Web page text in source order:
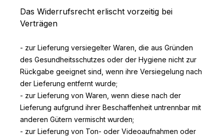
Das Widerrufsrecht erlischt vorzeitig bei
Verträgen
- zur Lieferung versiegelter Waren, die aus Gründen
des Gesundheitsschutzes oder der Hygiene nicht zur
Rückgabe geeignet sind, wenn ihre Versiegelung nach
der Lieferung entfernt wurde;
- zur Lieferung von Waren, wenn diese nach der
Lieferung aufgrund ihrer Beschaffenheit untrennbar mit
anderen Gütern vermischt wurden;
- zur Lieferung von Ton- oder Videoaufnahmen oder